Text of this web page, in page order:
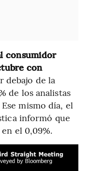
consumidor
con
debajo de la
de los analistas
mismo día, el
informó que
el 0,09%.